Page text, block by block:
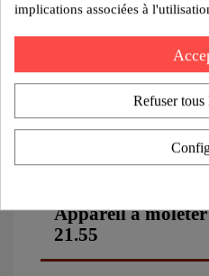
Politique de livraison
Tout retour de marchandise
Appareil à
21.55
implications associées à
Refuser tous